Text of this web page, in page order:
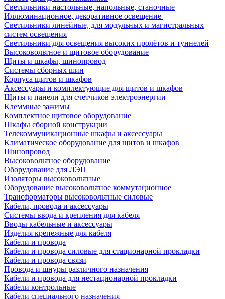
Светильники настольные, напольные, станочные
Иллюминационное, декоративное освещение
Светильники линейные, для модульных и магистральных
систем освещения
Светильники для освещения высоких пролётов и туннелей
Высоковольтное и щитовое оборудование
Щиты и шкафы, шинопровод
Системы сборных шин
Корпуса щитов и шкафов
Аксессуары и комплектующие для щитов и шкафов
Щиты и панели для счетчиков электроэнергии
Клеммные зажимы
Комплектное щитовое оборудование
Шкафы сборной конструкции
Телекоммуникационные шкафы и аксессуары
Климатическое оборудование для щитов и шкафов
Шинопровод
Высоковольтное оборудование
Оборудование для ЛЭП
Изоляторы высоковольтные
Оборудование высоковольтное коммутационное
Трансформаторы высоковольтные силовые
Кабели, провода и аксессуары
Системы ввода и крепления для кабеля
Вводы кабельные и аксессуары
Изделия крепежные для кабеля
Кабели и провода
Кабели и провода силовые для стационарной прокладки
Кабели и провода связи
Провода и шнуры различного назначения
Кабели и провода для нестационарной прокладки
Кабели контрольные
Кабели специального назначения